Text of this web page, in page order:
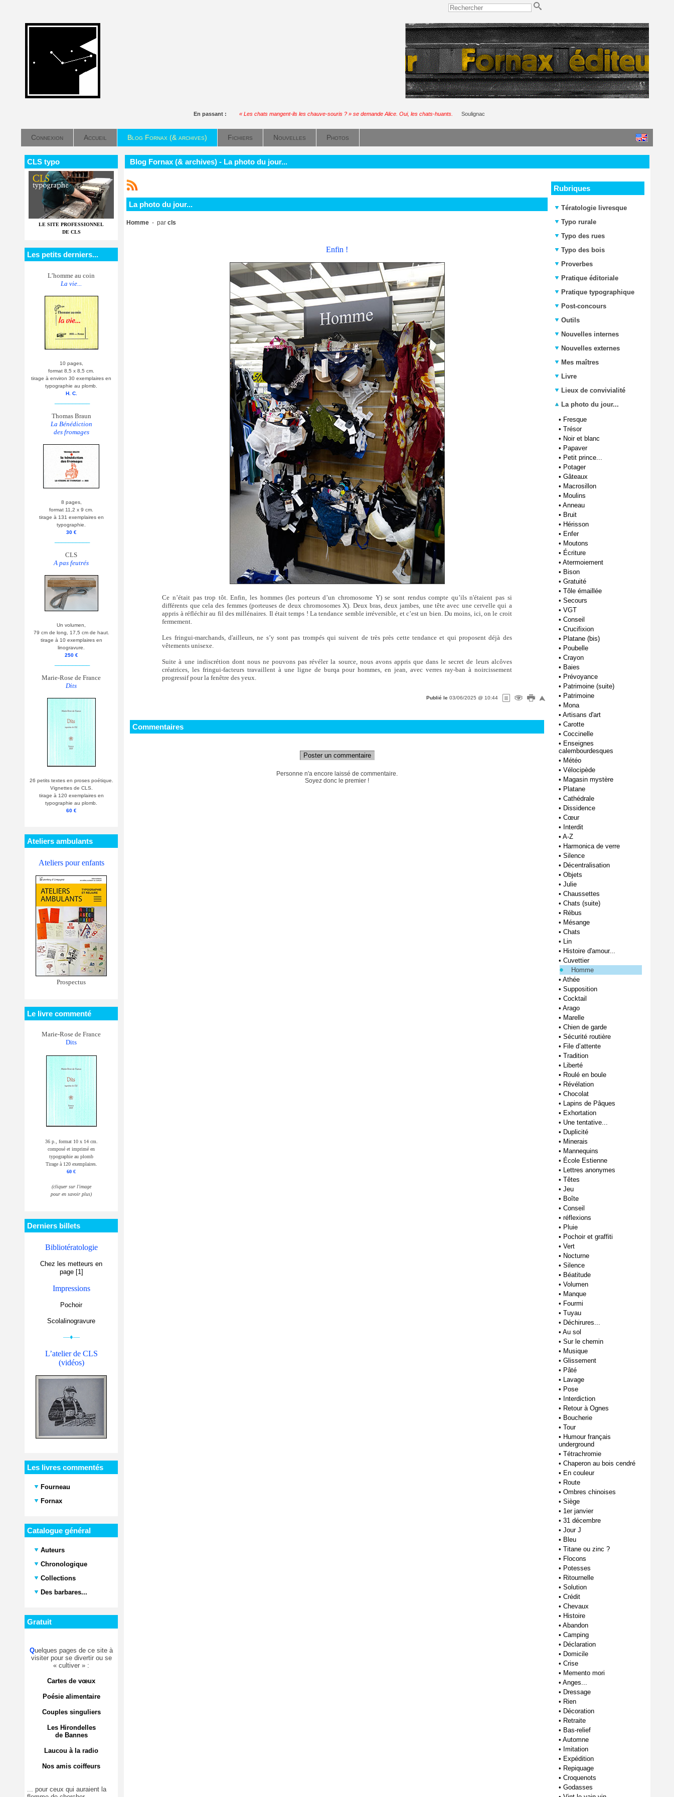
En passant : « Les chats mangent-ils les chauve-souris ? » se demande Alice. Oui, les chats-huants. Soulignac
Connexion Accueil Blog Fornax (& archives) Fichiers Nouvelles Photos
CLS typo
LE SITE PROFESSIONNEL
DE CLS
Les petits derniers...
L’homme au coin
La vie...
10 pages,
format 8,5 x 8,5 cm.
tirage à environ 30 exemplaires en
typographie au plomb.
H. C.
Thomas Braun
La Bénédiction
des fromages
8 pages,
format 11,2 x 9 cm.
tirage à 131 exemplaires en
typographie.
30 €
CLS
A pas feutrés
Un volumen,
79 cm de long, 17,5 cm de haut.
tirage à 10 exemplaires en
linogravure.
250 €
Marie-Rose de France
Dits
26 petits textes en proses poétique.
Vignettes de CLS.
tirage à 120 exemplaires en
typographie au plomb.
60 €
Ateliers ambulants
Ateliers pour enfants
Prospectus
Le livre commenté
Marie-Rose de France
Dits
36 p., format 10 x 14 cm.
composé et imprimé en
typographie au plomb
Tirage à 120 exemplaires.
60 €
(cliquer sur l'image
pour en savoir plus)
Derniers billets
Bibliotératologie
Chez les metteurs en
page [1]
Impressions
Pochoir
Scolalinogravure
—♦—
L’atelier de CLS
(vidéos)
Les livres commentés
Fourneau
Fornax
Catalogue général
Auteurs
Chronologique
Collections
Des barbares...
Gratuit
Quelques pages de ce site à
visiter pour se divertir ou se
« cultiver » :
Cartes de vœux
Poésie alimentaire
Couples singuliers
Les Hirondelles
de Bannes
Laucou à la radio
Nos amis coiffeurs
... pour ceux qui auraient la
Blog Fornax (& archives) - La photo du jour...
La photo du jour...
Homme - par cls
Enfin !
Ce n’était pas trop tôt. Enfin, les hommes (les porteurs d’un chromosome Y) se sont rendus compte qu’ils n'étaient pas si
différents que cela des femmes (porteuses de deux chromosomes X). Deux bras, deux jambes, une tête avec une cervelle qui a
appris à réfléchir au fil des millénaires. Il était temps ! La tendance semble irréversible, et c’est un bien. Du moins, ici, on le croit
fermement.
Les fringui-marchands, d'ailleurs, ne s’y sont pas trompés qui suivent de très près cette tendance et qui proposent déjà des
vêtements unisexe.
Suite à une indiscrétion dont nous ne pouvons pas révéler la source, nous avons appris que dans le secret de leurs alcôves
créatrices, les fringui-facteurs travaillent à une ligne de burqa pour hommes, en jean, avec verres ray-ban à noircissement
progressif pour la fenêtre des yeux.
Publié le 03/06/2025 @ 10:44
Commentaires
Poster un commentaire
Personne n'a encore laissé de commentaire.
Soyez donc le premier !
Rubriques
Tératologie livresque
Typo rurale
Typo des rues
Typo des bois
Proverbes
Pratique éditoriale
Pratique typographique
Post-concours
Outils
Nouvelles internes
Nouvelles externes
Mes maîtres
Livre
Lieux de convivialité
La photo du jour...
• Fresque
• Trésor
• Noir et blanc
• Papaver
• Petit prince...
• Potager
• Gâteaux
• Macrosillon
• Moulins
• Anneau
• Bruit
• Hérisson
• Enfer
• Moutons
• Écriture
• Atermoiement
• Bison
• Gratuité
• Tôle émaillée
• Secours
• VGT
• Conseil
• Crucifixion
• Platane (bis)
• Poubelle
• Crayon
• Baies
• Prévoyance
• Patrimoine (suite)
• Patrimoine
• Mona
• Artisans d'art
• Carotte
• Coccinelle
• Enseignes
calembourdesques
• Météo
• Vélocipède
• Magasin mystère
• Platane
• Cathédrale
• Dissidence
• Cœur
• Interdit
• A-Z
• Harmonica de verre
• Silence
• Décentralisation
• Objets
• Julie
• Chaussettes
• Chats (suite)
• Rébus
• Mésange
• Chats
• Lin
• Histoire d'amour...
• Cuvettier
Homme
• Athée
• Supposition
• Cocktail
• Arago
• Marelle
• Chien de garde
• Sécurité routière
• File d’attente
• Tradition
• Liberté
• Roulé en boule
• Révélation
• Chocolat
• Lapins de Pâques
• Exhortation
• Une tentative...
• Duplicité
• Minerais
• Mannequins
• École Estienne
• Lettres anonymes
• Têtes
• Jeu
• Boîte
• Conseil
• réflexions
• Pluie
• Pochoir et graffiti
• Vert
• Nocturne
• Silence
• Béatitude
• Volumen
• Manque
• Fourmi
• Tuyau
• Déchirures...
• Au sol
• Sur le chemin
• Musique
• Glissement
• Pâté
• Lavage
• Pose
• Interdiction
• Retour à Ognes
• Boucherie
• Tour
• Humour français
underground
• Tétrachromie
• Chaperon au bois cendré
• En couleur
• Route
• Ombres chinoises
• Siège
• 1er janvier
• 31 décembre
• Jour J
• Bleu
• Titane ou zinc ?
• Flocons
• Potesses
• Ritournelle
• Solution
• Crédit
• Chevaux
• Histoire
• Abandon
• Camping
• Déclaration
• Domicile
• Crise
• Memento mori
• Anges...
• Dressage
• Rien
• Décoration
• Retraite
• Bas-relief
• Automne
• Imitation
• Expédition
• Repiquage
• Croquenots
• Godasses